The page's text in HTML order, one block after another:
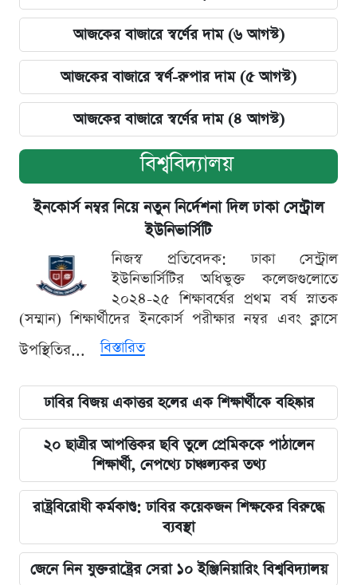
আজকের বাজারে স্বর্ণের দাম (৬ আগস্ট)
আজকের বাজারে স্বর্ণ-রুপার দাম (৫ আগস্ট)
আজকের বাজারে স্বর্ণের দাম (৪ আগস্ট)
বিশ্ববিদ্যালয়
ইনকোর্স নম্বর নিয়ে নতুন নির্দেশনা দিল ঢাকা সেন্ট্রাল
ইউনিভার্সিটি
নিজস্ব প্রতিবেদক: ঢাকা সেন্ট্রাল
ইউনিভার্সিটির অধিভুক্ত কলেজগুলোতে
২০২৪-২৫ শিক্ষাবর্ষের প্রথম বর্ষ স্নাতক
(সম্মান) শিক্ষার্থীদের ইনকোর্স পরীক্ষার নম্বর এবং ক্লাসে
উপস্থিতির...
বিস্তারিত
ঢাবির বিজয় একাত্তর হলের এক শিক্ষার্থীকে বহিষ্কার
২০ ছাত্রীর আপত্তিকর ছবি তুলে প্রেমিককে পাঠালেন
শিক্ষার্থী, নেপথ্যে চাঞ্চল্যকর তথ্য
রাষ্ট্রবিরোধী কর্মকাণ্ড: ঢাবির কয়েকজন শিক্ষকের বিরুদ্ধে
ব্যবস্থা
জেনে নিন যুক্তরাষ্ট্রের সেরা ১০ ইঞ্জিনিয়ারিং বিশ্ববিদ্যালয়